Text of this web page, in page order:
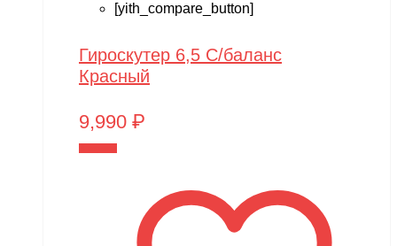
[yith_compare_button]
Гироскутер 6,5 С/баланс
Красный
9,990 ₽